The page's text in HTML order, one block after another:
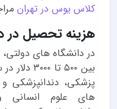
کلاس یوس در تهران
هزینه تحصیل در
در دانشگاه های
بین ۵۰۰
پزشکی، دندانپزشکی
های علوم انسانی